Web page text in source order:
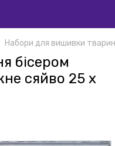
Набори для вишивки
бісером
сяйво 25 х